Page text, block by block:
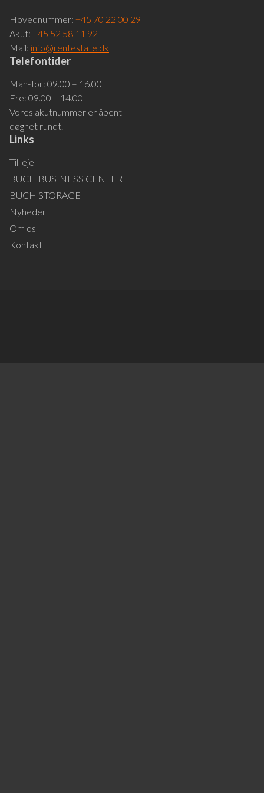
Hovednummer: +45 70 22 00 29
Akut: +45 52 58 11 92
Mail: info@rentestate.dk
Telefontider
Man-Tor: 09.00 – 16.00
Fre: 09.00 – 14.00
Vores akutnummer er åbent
døgnet rundt.
Links
Til leje
BUCH BUSINESS CENTER
BUCH STORAGE
Nyheder
Om os
Kontakt